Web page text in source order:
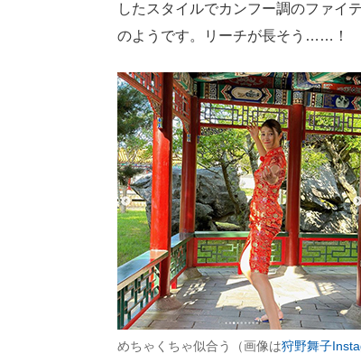
したスタイルでカンフー調のファイ
のようです。リーチが長そう……！
めちゃくちゃ似合う（画像は狩野舞子